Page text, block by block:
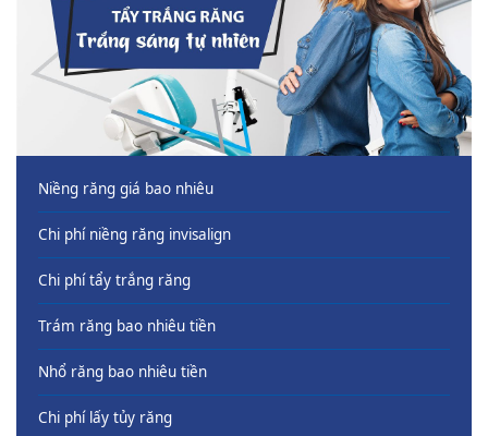
Niềng răng giá bao nhiêu
Chi phí niềng răng invisalign
Chi phí tẩy trắng răng
Trám răng bao nhiêu tiền
Nhổ răng bao nhiêu tiền
Chi phí lấy tủy răng